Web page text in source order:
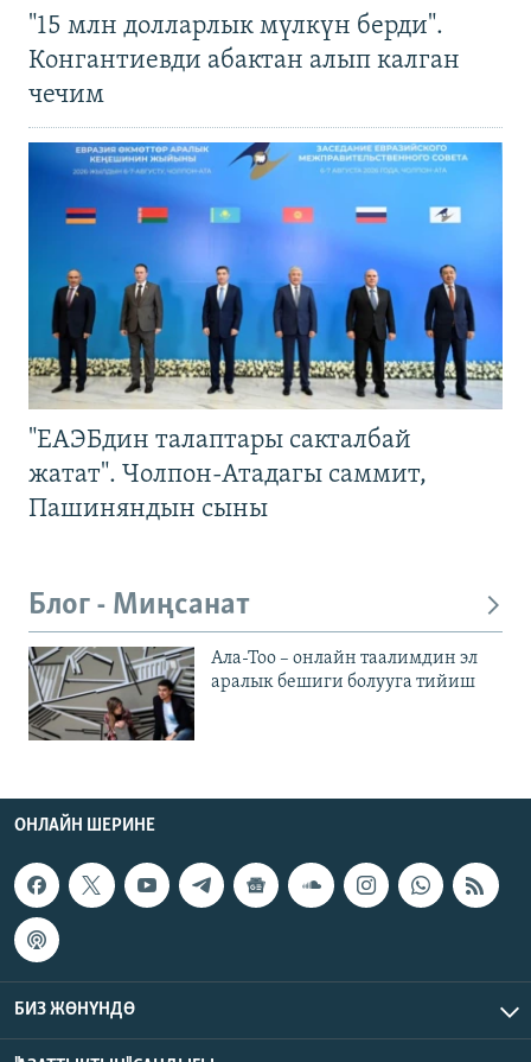
"15 млн долларлык мүлкүн берди".
Конгантиевди абактан алып калган
чечим
"ЕАЭБдин талаптары сакталбай
жатат". Чолпон-Атадагы саммит,
Пашиняндын сыны
Блог - Миңсанат
Ала-Тоо – онлайн таалимдин эл
аралык бешиги болууга тийиш
ОНЛАЙН ШЕРИНЕ
БИЗ ЖӨНҮНДӨ